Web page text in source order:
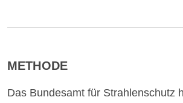
METHODE
Das Bundesamt für Strahlenschutz